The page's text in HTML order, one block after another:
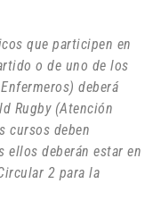
que participen en
o de uno de los
deberá
Rugby (Atención
cursos deben
ellos deberán estar en
2 para la